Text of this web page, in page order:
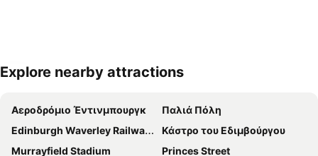
Ανάπτυξη χάρτη
Explore nearby attractions
Αεροδρόμιο Έντινμπουργκ
Παλιά Πόλη
Edinburgh Waverley Railway Station
Κάστρο του Εδιμβούργου
Murrayfield Stadium
Princes Street